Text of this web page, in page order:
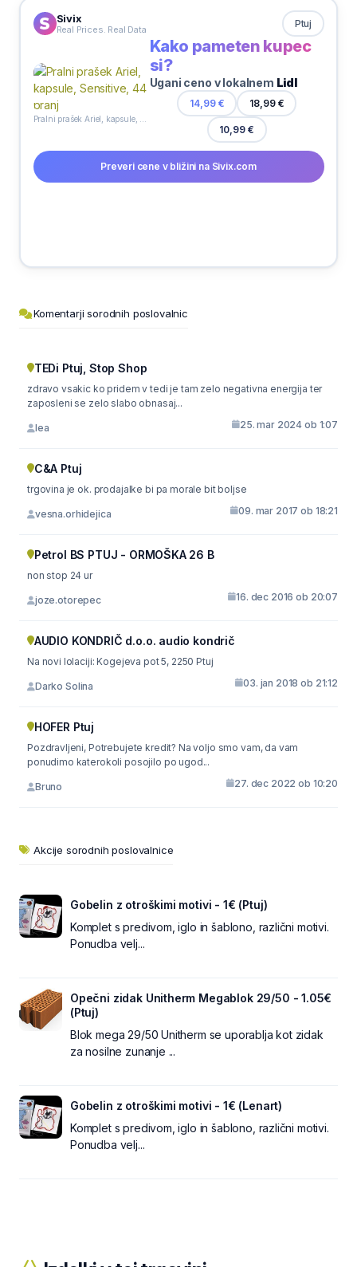
Sivix
Real Prices. Real Data Ptuj
Kako pameten kupec
si?
Ugani ceno v lokalnem Lidl
14,99 € 18,99 €
10,99 €
Preveri cene v bližini na Sivix.com
Komentarji sorodnih poslovalnic
TEDi Ptuj, Stop Shop
zdravo vsakic ko pridem v tedi je tam zelo negativna energija ter
zaposleni se zelo slabo obnasaj...
lea 25. mar 2024 ob 1:07
C&A Ptuj
trgovina je ok. prodajalke bi pa morale bit boljse
vesna.orhidejica 09. mar 2017 ob 18:21
Petrol BS PTUJ - ORMOŠKA 26 B
non stop 24 ur
joze.otorepec 16. dec 2016 ob 20:07
AUDIO KONDRIČ d.o.o. audio kondrič
Na novi lolaciji: Kogejeva pot 5, 2250 Ptuj
Darko Solina 03. jan 2018 ob 21:12
HOFER Ptuj
Pozdravljeni, Potrebujete kredit? Na voljo smo vam, da vam
ponudimo katerokoli posojilo po ugod...
Bruno 27. dec 2022 ob 10:20
Akcije sorodnih poslovalnice
Gobelin z otroškimi motivi - 1€ (Ptuj)
Komplet s predivom, iglo in šablono, različni motivi.
Ponudba velj...
Opečni zidak Unitherm Megablok 29/50 - 1.05€
(Ptuj)
Blok mega 29/50 Unitherm se uporablja kot zidak
za nosilne zunanje ...
Gobelin z otroškimi motivi - 1€ (Lenart)
Komplet s predivom, iglo in šablono, različni motivi.
Ponudba velj...